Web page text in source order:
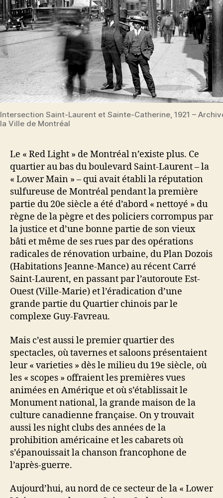
Intersection Saint-Laurent et Sainte-Catherine, 1921 –
la Ville de Montréal
Le « Red Light » de Montréal n’existe plus. Ce
quartier au bas du boulevard Saint-Laurent – la
« Lower Main » – qui avait établi la réputation
sulfureuse de Montréal pendant la première
partie du 20e siècle a été d’abord « nettoyé » du
règne de la pègre et des policiers corrompus par
la justice et d’une bonne partie de son vieux
bâti et même de ses rues par des opérations
radicales de rénovation urbaine, du Plan Dozois
(Habitations Jeanne-Mance) au récent Carré
Saint-Laurent, en passant par l’autoroute Est-
Ouest (Ville-Marie) et l’éradication d’une
grande partie du Quartier chinois par le
complexe Guy-Favreau.
Mais c’est aussi le premier quartier des
spectacles, où tavernes et saloons présentaient
leur « varieties » dès le milieu du 19e siècle, où
les « scopes » offraient les premières vues
animées en Amérique et où s’établissait le
Monument national, la grande maison de la
culture canadienne française. On y trouvait
aussi les night clubs des années de la
prohibition américaine et les cabarets où
s’épanouissait la chanson francophone de
l’après-guerre.
Aujourd’hui, au nord de ce secteur de la « Lower